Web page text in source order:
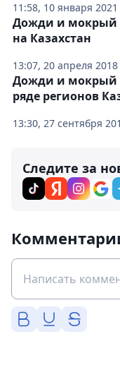
11:58, 10 января 2021
13:07, 20 апреля 2018
Дожди и мокрый
на Казахстан
13:30, 27 сентября
Дожди и мокрый
ряде регионов
Следите за